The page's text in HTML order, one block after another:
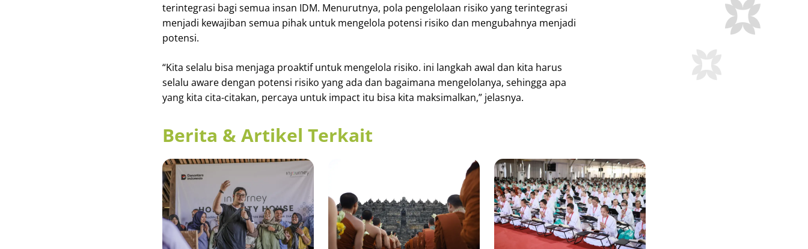
terintegrasi bagi semua insan IDM. Menurutnya, pola pengelolaan risiko yang terintegrasi
menjadi kewajiban semua pihak untuk mengelola potensi risiko dan mengubahnya menjadi
potensi.
“Kita selalu bisa menjaga proaktif untuk mengelola risiko. ini langkah awal dan kita harus
selalu aware dengan potensi risiko yang ada dan bagaimana mengelolanya, sehingga apa
yang kita cita-citakan, percaya untuk impact itu bisa kita maksimalkan,” jelasnya.
Berita & Artikel Terkait